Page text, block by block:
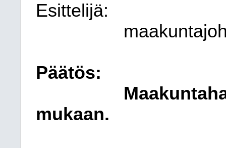
Esittelijä:
Päätös:
mukaan.